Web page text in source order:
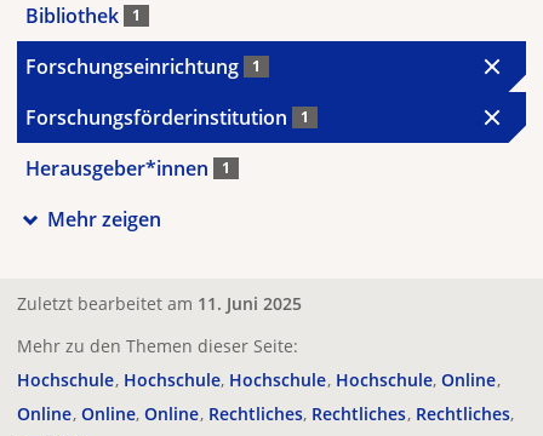
Bibliothek 1
Forschungseinrichtung 1
Forschungsförderinstitution 1
Herausgeber*innen 1
Mehr zeigen
Zuletzt bearbeitet am 11. Juni 2025
Mehr zu den Themen dieser Seite:
Hochschule Hochschule Hochschule Hochschule Online
Online Online Online Rechtliches Rechtliches Rechtliches